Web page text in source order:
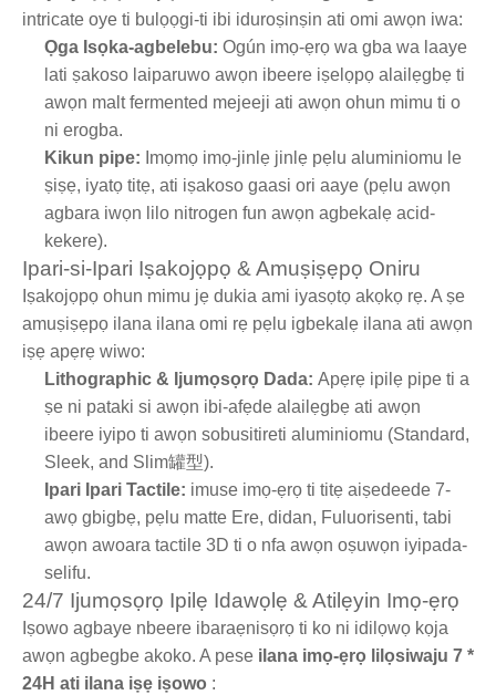
intricate oye ti bulọọgi-ti ibi iduroṣinṣin ati omi awọn iwa:
Ọga Isọka-agbelebu: Ogún imọ-ẹrọ wa gba wa laaye
lati ṣakoso laiparuwo awọn ibeere iṣelọpọ alailẹgbẹ ti
awọn malt fermented mejeeji ati awọn ohun mimu ti o
ni erogba.
Kikun pipe: Imọmọ imọ-jinlẹ jinlẹ pẹlu aluminiomu le
ṣiṣẹ, iyatọ titẹ, ati iṣakoso gaasi ori aaye (pẹlu awọn
agbara iwọn lilo nitrogen fun awọn agbekalẹ acid-
kekere).
Ipari-si-Ipari Iṣakojọpọ & Amuṣiṣẹpọ Oniru
Iṣakojọpọ ohun mimu jẹ dukia ami iyasọtọ akọkọ rẹ. A ṣe
amuṣiṣẹpọ ilana ilana omi rẹ pẹlu igbekalẹ ilana ati awọn
iṣẹ apẹrẹ wiwo:
Lithographic & Ijumọsọrọ Dada: Apẹrẹ ipilẹ pipe ti a
ṣe ni pataki si awọn ibi-afẹde alailẹgbẹ ati awọn
ibeere iyipo ti awọn sobusitireti aluminiomu (Standard,
Sleek, and Slim罐型).
Ipari Ipari Tactile: imuse imọ-ẹrọ ti titẹ aiṣedeede 7-
awọ gbigbẹ, pẹlu matte Ere, didan, Fuluorisenti, tabi
awọn awoara tactile 3D ti o nfa awọn oṣuwọn iyipada-
selifu.
24/7 Ijumọsọrọ Ipilẹ Idawọlẹ & Atilẹyin Imọ-ẹrọ
Iṣowo agbaye nbeere ibaraẹnisọrọ ti ko ni idilọwọ kọja
awọn agbegbe akoko. A pese ilana imọ-ẹrọ lilọsiwaju 7 *
24H ati ilana iṣẹ iṣowo :